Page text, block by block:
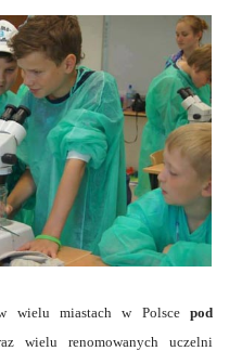
wielu miastach w Polsce pod
wielu renomowanych uczelni